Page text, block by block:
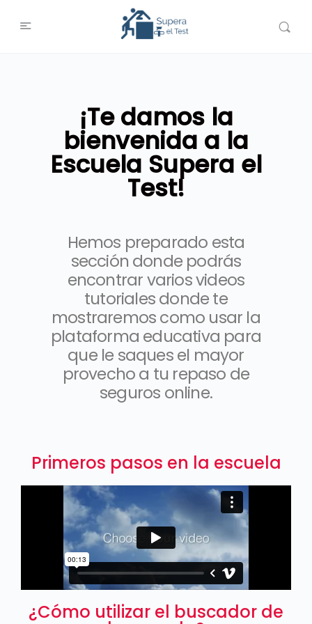
¡Te damos la
bienvenida a la
Escuela Supera el
Test!
Hemos preparado esta
sección donde podrás
encontrar varios videos
tutoriales donde te
mostraremos como usar la
plataforma educativa para
que le saques el mayor
provecho a tu repaso de
seguros online.
Primeros pasos en la escuela
¿Cómo utilizar el buscador de